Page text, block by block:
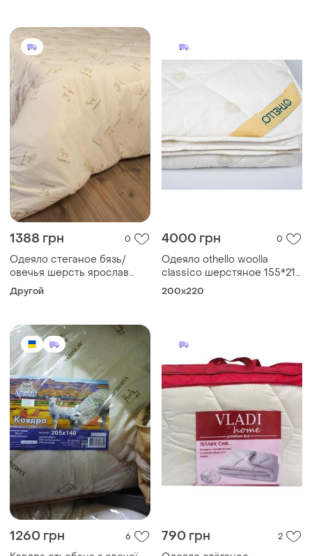
1388 грн 0
Одеяло стеганое бязь/
овечья шерсть ярослав
140х205, одеяло
шерстяное стёганое
Другой
4000 грн 0
Одеяло othello woolla
classico шерстяное 155*215
полуторное
200x220
1260 грн 6 790 грн 2